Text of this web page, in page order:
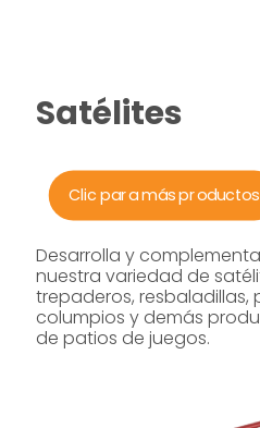
Satélites
Clic para más productos
Desarrolla y
nuestra variedad de
trepaderos, resbaladillas,
columpios y demás
de patios de juegos.